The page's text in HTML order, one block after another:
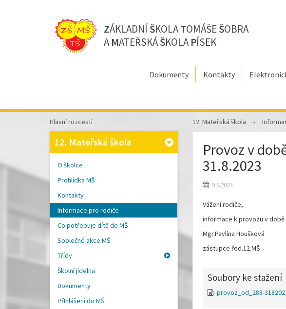
ZÁKLADNÍ ŠKOLATOMÁŠE ŠOBRA
AMATEŘSKÁŠKOLAPÍSEK
Dokumenty Kontakty
Hlavní rozcestí
12. Mateřská škola
O školce
Prohlídka MŠ
Kontakty
Informace pro rodiče
Co potřebuje dítě do MŠ
Společné akce MŠ
Třídy
Školní jídelna
Dokumenty
PřIhlášení do MŠ
12. Mateřská škola
Provoz v
31.8.2023
9.8.2023
Vážení rodiče,
informace k provozu v
Mgr.Pavlína Houšková
zástupce řed.12.MŠ
Soubory ke stažení
provoz_od_288-